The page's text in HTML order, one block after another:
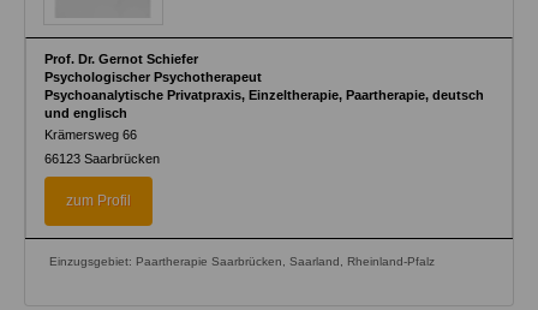
Prof. Dr. Gernot Schiefer
Psychologischer Psychotherapeut
Psychoanalytische Privatpraxis, Einzeltherapie, Paartherapie, deutsch
und englisch
Krämersweg 66
66123 Saarbrücken
zum Profil
Einzugsgebiet: Paartherapie Saarbrücken, Saarland, Rheinland-Pfalz